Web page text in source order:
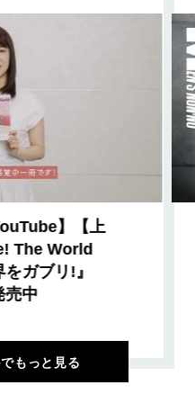
】【上
The World
ガブリ!』
売中
もっと見る